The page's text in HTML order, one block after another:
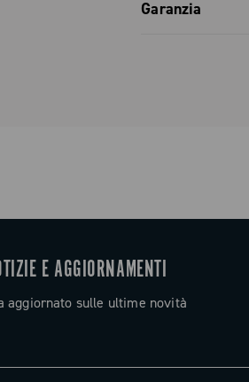
Garanzia
E AGGIORNAMENTI
aggiornato sulle ultime novità